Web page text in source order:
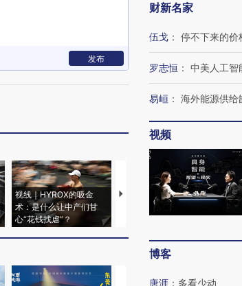
发布
视线｜HYROX的吸金
术：是什么让中产们甘
心“花钱找虐”？
马航飞行员跨国走私7万
粒摇头丸 尿检体内含3种
视
财新名家
伍戈 ： 停不下来的价
罗志恒 ： 中美人工智
易峘 ： 海外能源供给
视频
博客
唐涯 ： 多看少动